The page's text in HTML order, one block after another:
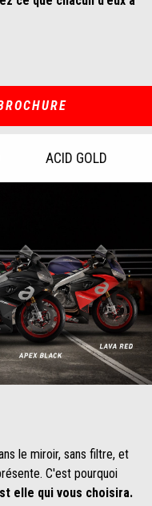
ACID GOLD
le miroir, sans filtre, et
C'est pourquoi
elle qui vous choisira.